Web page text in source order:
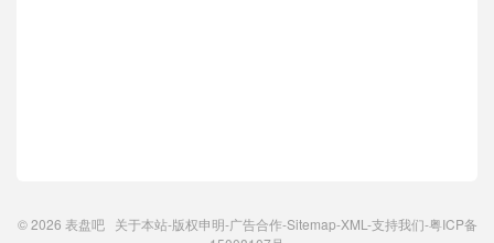
© 2026 表盘吧 关于本站-版权申明-广告合作-Sitemap-XML -支持我们-粤ICP备